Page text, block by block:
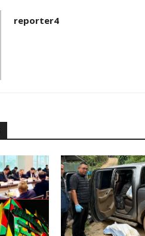
reporter4